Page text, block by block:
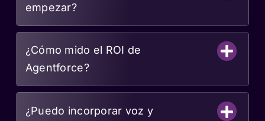
empezar?
¿Cómo mido el ROI de
Agentforce?
¿Puedo incorporar voz y